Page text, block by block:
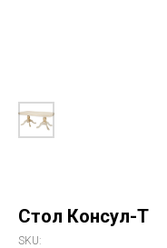
Стол Консул-Т
SKU: